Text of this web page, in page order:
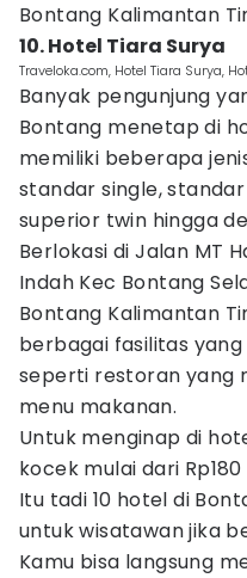
Bontang Kalimantan
10. Hotel Tiara Surya
Traveloka.com, Hotel Tiara Surya,
Banyak pengunjung
Bontang menetap di
memiliki beberapa
standar single,
superior twin hingga
Berlokasi di Jalan MT
Indah Kec Bontang
Bontang Kalimantan
berbagai fasilitas
seperti restoran yang
menu makanan.
Untuk menginap di
kocek mulai dari
Itu tadi 10 hotel di
untuk wisatawan jika
Kamu bisa langsung